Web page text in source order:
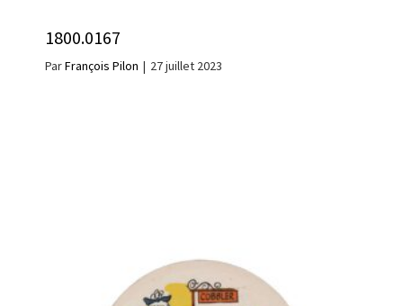
1800.0167
ParFrançois Pilon | 27 juillet 2023